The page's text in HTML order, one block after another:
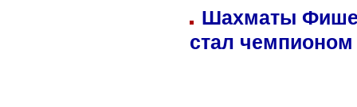
Шахматы
стал